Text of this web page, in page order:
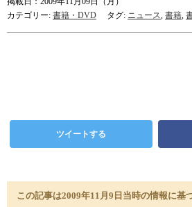
カテゴリー: 書籍・DVD タグ: ニュース, 書籍,
ツイートする
この記事は2009年11月9日当時の情報に基